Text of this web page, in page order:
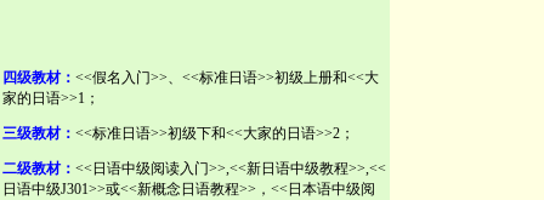
四级教材： <<假名入门>>、<<标准日语>>初级上册和<<大
家的日语>>1；
三级教材： <<标准日语>>初级下和<<大家的日语>>2；
二级教材： <<日语中级阅读入门>>,<<新日语中级教程>>,<<
日语中级J301>>或<<新概念日语教程>>，<<日本语中级阅